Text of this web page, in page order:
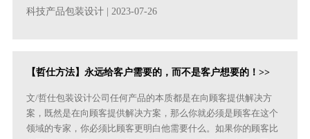
科技产品包装设计 | 2023-07-26
【哲仕方法】永远给客户需要的，而不是客户想要的！>>
文/哲仕包装设计公司任何产品的本质都是在向顾客提供解决方
案，既然是在向顾客提供解决方案，那么你就必须是顾客在这个
领域的专家，你必须比顾客更明白他需要什么。如果你的顾客比